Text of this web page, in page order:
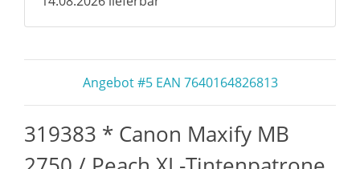
Angebot #5 EAN 7640164826813
319383 * Canon Maxify MB